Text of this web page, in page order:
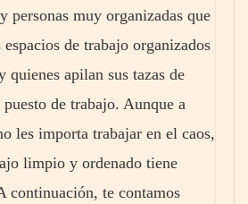
personas muy organizadas que
de trabajo organizados
quienes apilan sus tazas de
de trabajo. Aunque a
les importa trabajar en el caos,
limpio y ordenado tiene
continuación, te contamos